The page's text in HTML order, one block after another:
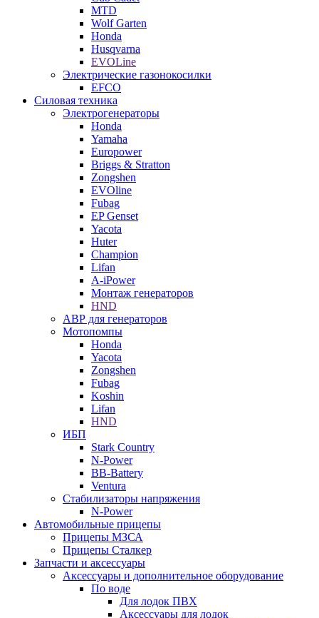
MTD
Wolf Garten
Honda
Husqvarna
EVOLine
Электрические газонокосилки
EFCO
Силовая техника
Электрогенераторы
Honda
Yamaha
Europower
Briggs & Stratton
Zongshen
EVOline
Fubag
EP Genset
Yacota
Huter
Champion
Lifan
A-iPower
Монтаж генераторов
HND
АВР для генераторов
Мотопомпы
Honda
Yacota
Zongshen
Fubag
Koshin
Lifan
HND
ИБП
Stark Country
N-Power
BB-Battery
Ventura
Стабилизаторы напряжения
N-Power
Автомобильные прицепы
Прицепы МЗСА
Прицепы Сталкер
Запчасти и аксессуары
Аксессуары и дополнительное оборудование
По воде
Для лодок ПВХ
Аксессуары для лодок